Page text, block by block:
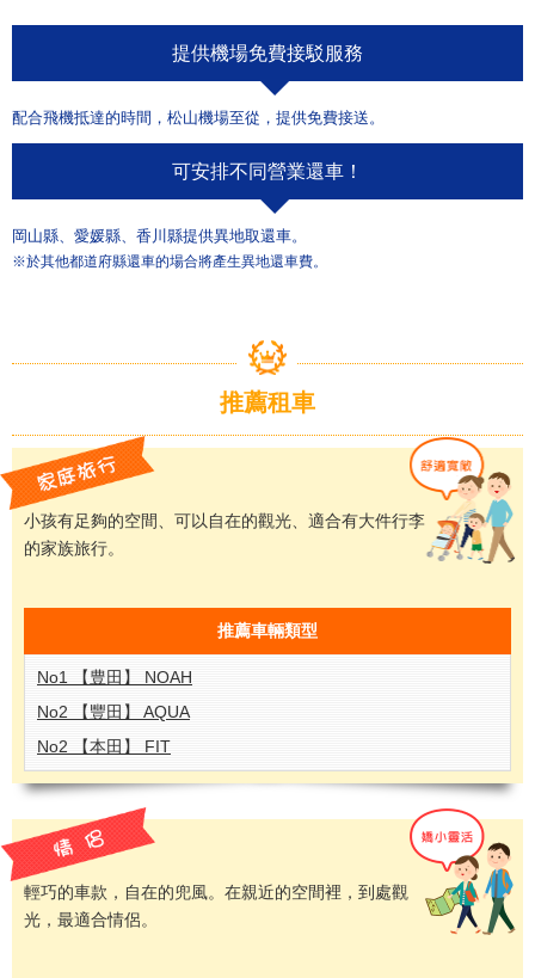
提供機場免費接駁服務
配合飛機抵達的時間，松山機場至從，提供免費接送。
可安排不同營業還車！
岡山縣、愛媛縣、香川縣提供異地取還車。
※於其他都道府縣還車的場合將產生異地還車費。
推薦租車
小孩有足夠的空間、可以自在的觀光、適合有大件行李
的家族旅行。
推薦車輛類型
No1 【豊田】 NOAH
No2 【豐田】 AQUA
No2 【本田】 FIT
輕巧的車款，自在的兜風。在親近的空間裡，到處觀
光，最適合情侶。